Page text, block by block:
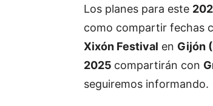
Los planes para este
como compartir fechas
Xixón Festival en Gijón
2025 compartirán con
seguiremos informando.